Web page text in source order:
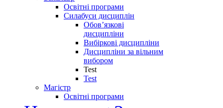
Освітні програми
Силабуси дисциплін
Обов’язкові
дисципліни
Вибіркові дисципліни
Дисципліни за вільним
вибором
Test
Test
Магістр
Освітні програми